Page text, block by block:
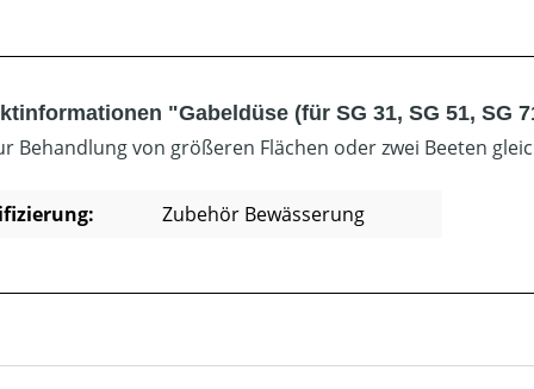
"Gabeldüse (für SG 31, SG 51, SG
Behandlung von größeren Flächen oder zwei Beeten
Zubehör Bewässerung